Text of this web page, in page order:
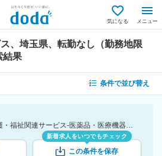
気になる メニュー
、埼玉県、転勤なし（勤務地限
結果
条件で並び替え
[勤務地]埼玉県 [業種]介護・福祉関連サービス-医薬品・医療機器・ライフサイエンス・医療系サービス [こだわり条件ピックアップ]転勤なし（勤務地限定） [詳細条件](募集・採用情報)転勤なし（勤務地限定）
新着求人をいつでもチェック
この条件を保存